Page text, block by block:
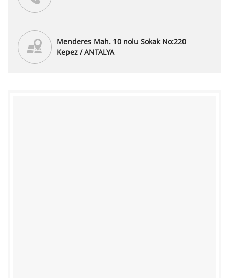
Menderes Mah. 10 nolu Sokak No:220
Kepez / ANTALYA